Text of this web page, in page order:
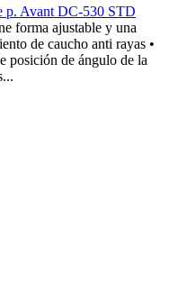
p. Avant DC-530 STD
forma ajustable y una
de caucho anti rayas •
posición de ángulo de la